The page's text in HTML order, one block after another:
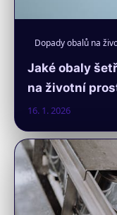
Dopady obalů na
Jaké obaly
na životní
16. 1. 2026